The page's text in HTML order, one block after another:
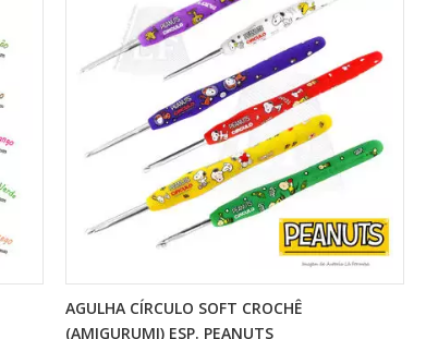
AGULHA CÍRCULO SOFT CROCHÊ
(AMIGURUMI) ESP. PEANUTS